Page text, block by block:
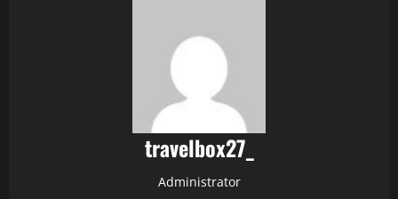
travelbox27_
Administrator